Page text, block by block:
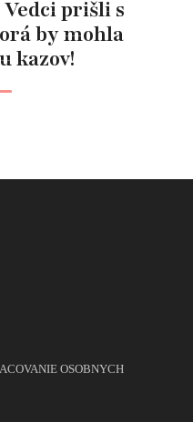
prišli s
by mohla
kazov!
OSOBNYCH